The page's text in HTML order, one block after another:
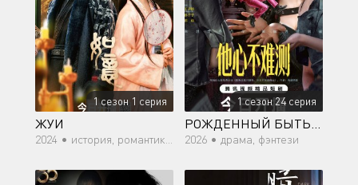
1 сезон 1 серия
ЖУИ
2024 • история, романтика, фэнтези
1 сезон 24 серия
РОЖДЕННЫЙ БЫТЬ ЗЛОДЕЕМ
2026 • драма, фэнтези